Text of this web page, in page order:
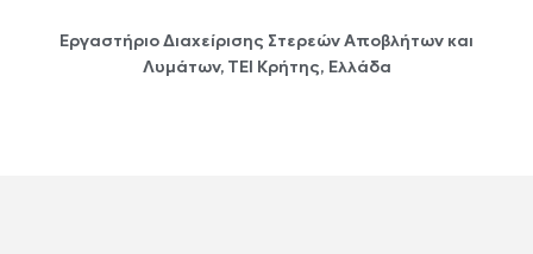
Εργαστήριο Διαχείρισης Στερεών Αποβλήτων και
Λυμάτων, ΤΕΙ Κρήτης, Ελλάδα